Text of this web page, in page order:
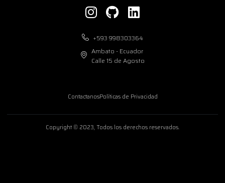
+593 998303364
Ambato - Ecuador
Calle 15 de Agosto
ContactanosPolíticas de Privacidad
Copyright © 2023, Todos los derechos reservados.